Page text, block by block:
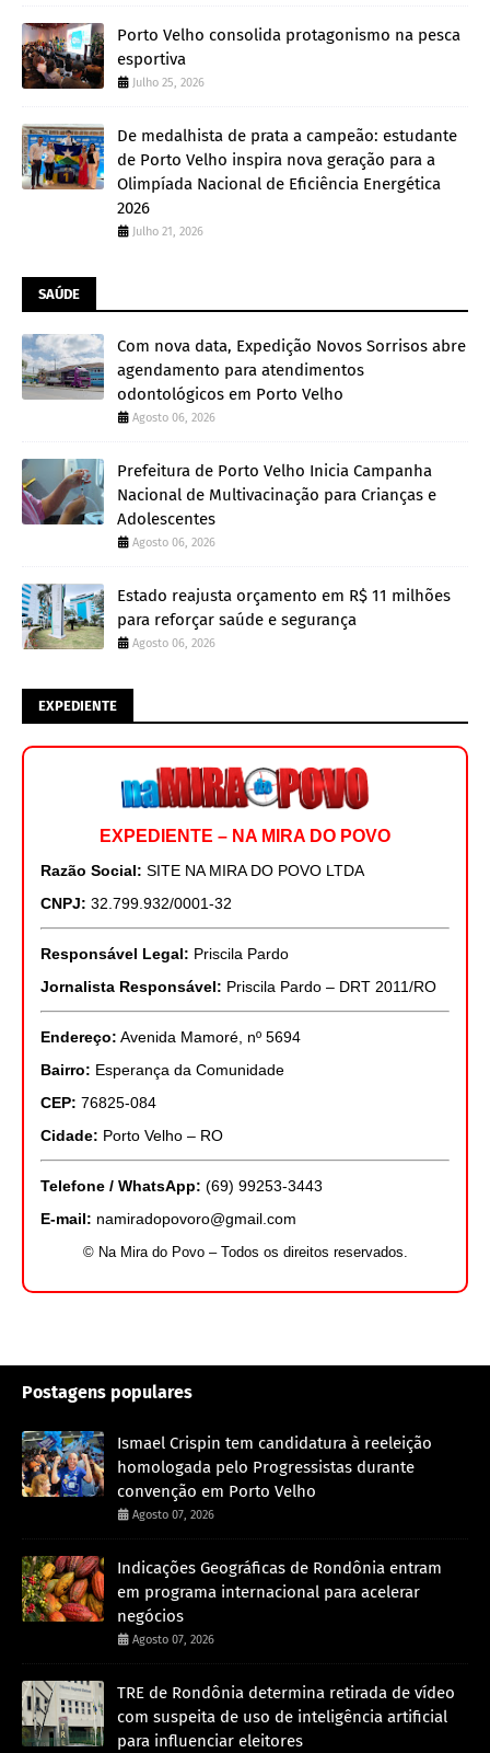
Porto Velho consolida protagonismo na pesca
esportiva
Julho 25, 2026
De medalhista de prata a campeão: estudante
de Porto Velho inspira nova geração para a
Olimpíada Nacional de Eficiência Energética
2026
Julho 21, 2026
SAÚDE
Com nova data, Expedição Novos Sorrisos abre
agendamento para atendimentos
odontológicos em Porto Velho
Agosto 06, 2026
Prefeitura de Porto Velho Inicia Campanha
Nacional de Multivacinação para Crianças e
Adolescentes
Agosto 06, 2026
Estado reajusta orçamento em R$ 11 milhões
para reforçar saúde e segurança
Agosto 06, 2026
EXPEDIENTE
EXPEDIENTE – NA MIRA DO POVO
Razão Social: SITE NA MIRA DO POVO LTDA
CNPJ: 32.799.932/0001-32
Responsável Legal: Priscila Pardo
Jornalista Responsável: Priscila Pardo – DRT 2011/RO
Endereço: Avenida Mamoré, nº 5694
Bairro: Esperança da Comunidade
CEP: 76825-084
Cidade: Porto Velho – RO
Telefone / WhatsApp: (69) 99253-3443
E-mail: namiradopovoro@gmail.com
© Na Mira do Povo – Todos os direitos reservados.
Postagens populares
Ismael Crispin tem candidatura à reeleição
homologada pelo Progressistas durante
convenção em Porto Velho
Agosto 07, 2026
Indicações Geográficas de Rondônia entram
em programa internacional para acelerar
negócios
Agosto 07, 2026
TRE de Rondônia determina retirada de vídeo
com suspeita de uso de inteligência artificial
para influenciar eleitores